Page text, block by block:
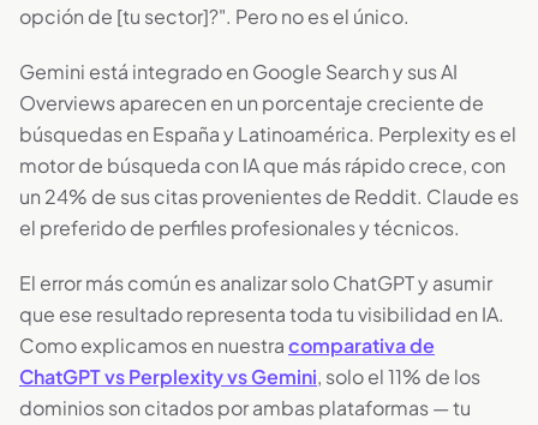
opción de [tu sector]?". Pero no es el único.
Gemini está integrado en Google Search y sus AI
Overviews aparecen en un porcentaje creciente de
búsquedas en España y Latinoamérica. Perplexity es el
motor de búsqueda con IA que más rápido crece, con
un 24% de sus citas provenientes de Reddit. Claude es
el preferido de perfiles profesionales y técnicos.
El error más común es analizar solo ChatGPT y asumir
que ese resultado representa toda tu visibilidad en IA.
Como explicamos en nuestracomparativa de
ChatGPT vs Perplexity vs Gemini, solo el 11% de los
dominios son citados por ambas plataformas — tu